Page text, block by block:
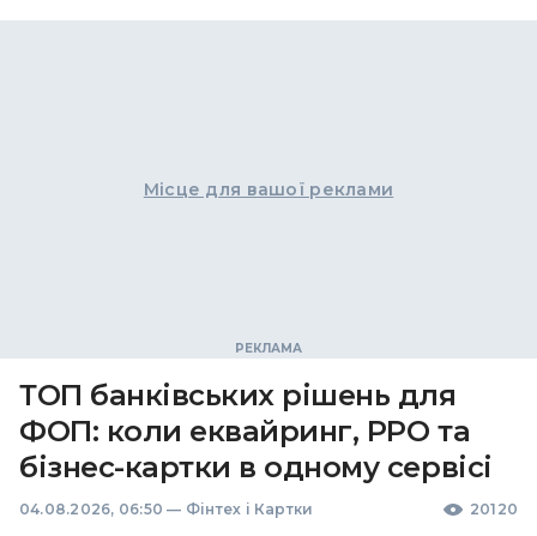
Місце для вашої реклами
ТОП банківських рішень для
ФОП: коли еквайринг, РРО та
бізнес-картки в одному сервісі
04.08.2026, 06:50 — Фінтех і Картки 20120